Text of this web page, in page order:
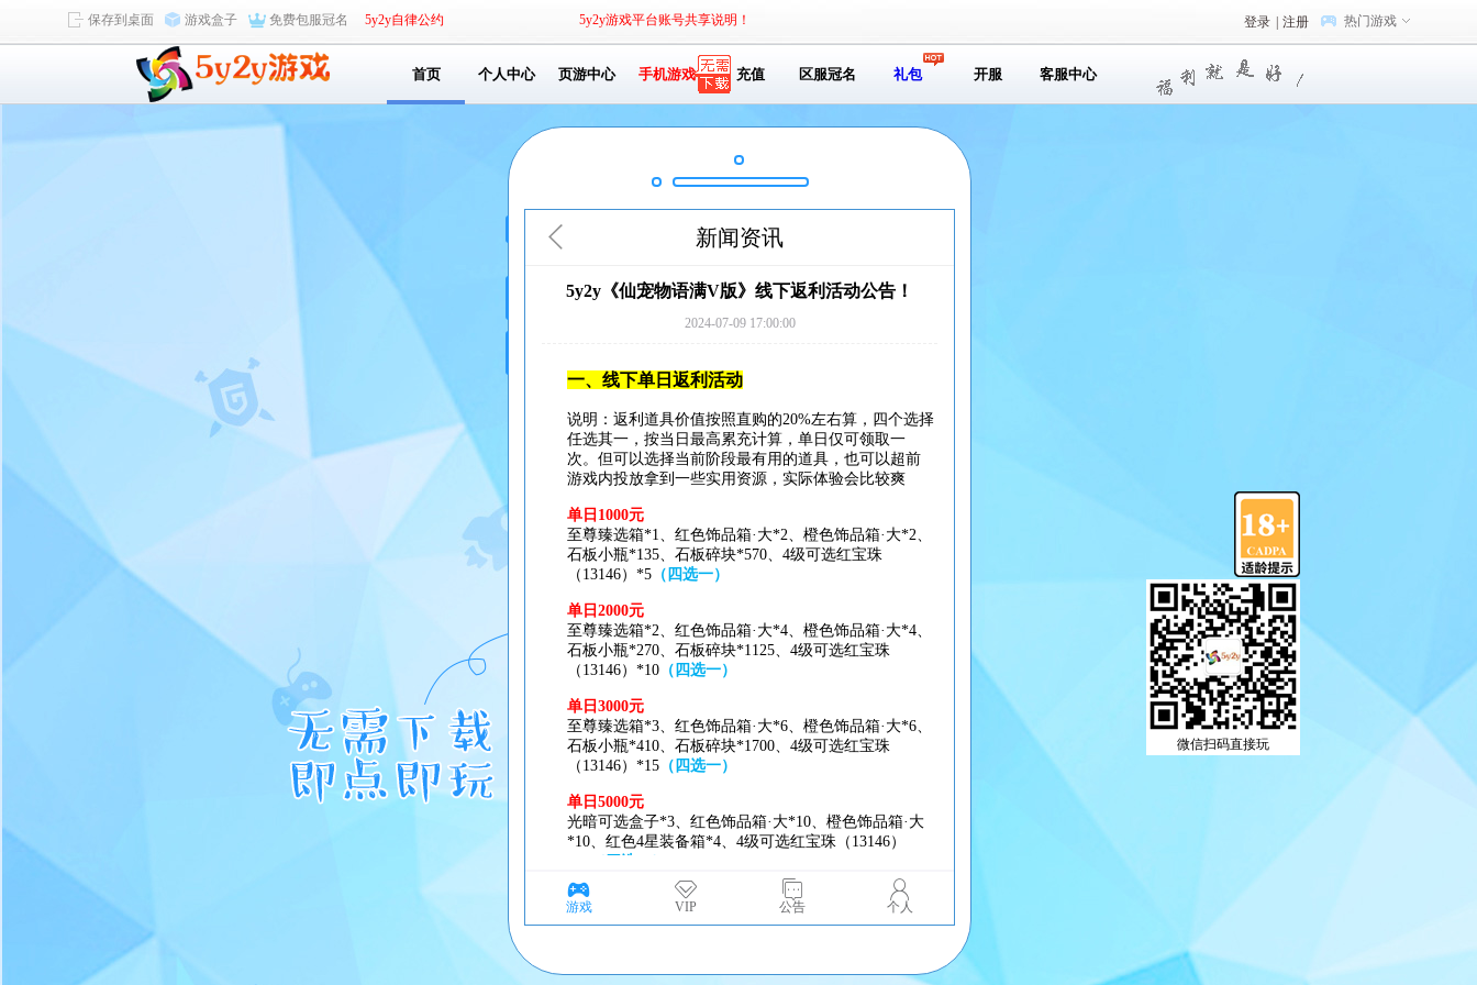
保存到桌面 游戏盒子 免费包服冠名 5y2y自律公约 5y2y游戏平台账号共享说明！ 热门游戏
登录 注册
首页 个人中心 页游中心 手机游戏 充值 区服冠名 礼包 开服 客服中心
微信扫码直接玩
新闻资讯
5y2y《仙宠物语满V版》线下返利活动公告！
2024-07-09 17:00:00
游戏 VIP 公告 个人